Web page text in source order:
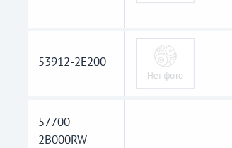
53912-2E200
57700-
2B000RW